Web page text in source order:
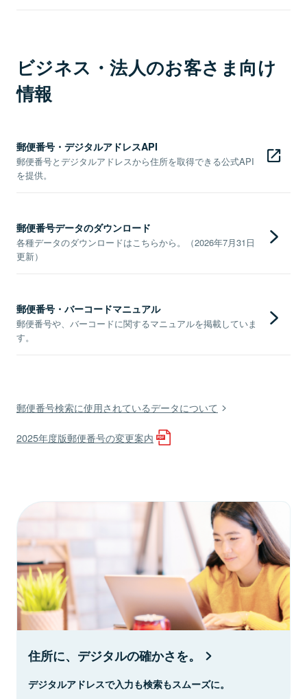
ビジネス・法人のお客さま向け
情報
郵便番号・デジタルアドレスAPI
郵便番号とデジタルアドレスから住所を取得できる公式API
を提供。
郵便番号データのダウンロード
各種データのダウンロードはこちらから。（2026年7月31日
更新）
郵便番号・バーコードマニュアル
郵便番号や、バーコードに関するマニュアルを掲載していま
す。
郵便番号検索に使用されているデータについて
2025年度版郵便番号の変更案内
住所に、デジタルの確かさを。
デジタルアドレスで入力も検索もスムーズに。